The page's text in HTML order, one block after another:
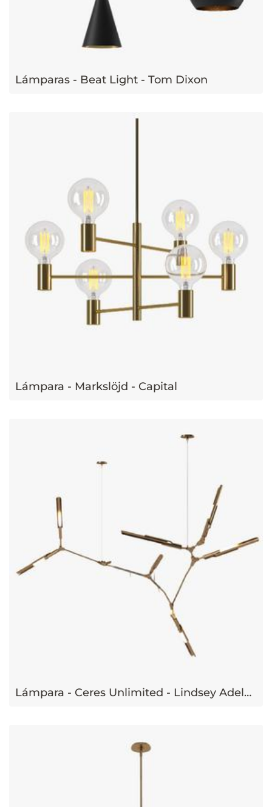
Lámparas - Beat Light - Tom Dixon
Lámpara - Markslöjd - Capital
Lámpara - Ceres Unlimited - Lindsey Adelman